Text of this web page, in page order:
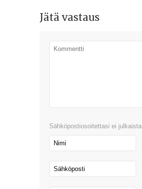
Jätä vastaus
Sähköpostiosoitettasi ei julkaista.